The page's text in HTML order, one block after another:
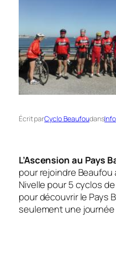
Écrit parCyclo Beaufoudans
L’Ascension au Pays
pour rejoindre Beaufou
Nivelle pour 5 cyclos
pour découvrir le Pays
seulement une